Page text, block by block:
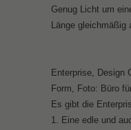
Genug Licht um
Länge gleichmäßig
Enterprise, Design
Form, Foto: Büro
Es gibt die
1. Eine edle und